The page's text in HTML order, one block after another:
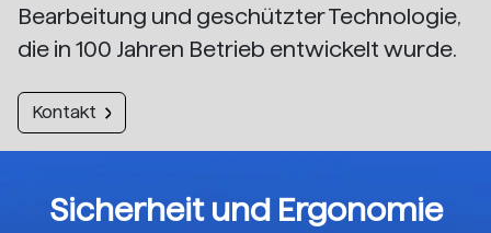
Bearbeitung und geschützter Technologie,
die in 100 Jahren Betrieb entwickelt wurde.
Kontakt
Sicherheit und Ergonomie